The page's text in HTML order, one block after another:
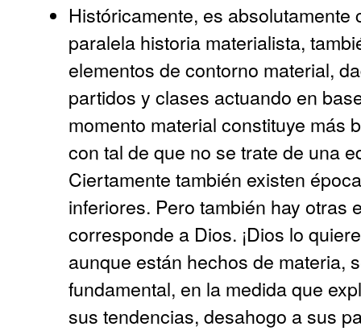
Históricamente, es
paralela historia materialista,
elementos de contorno material,
partidos y clases actuando en
momento material constituye más
con tal de que no se trate de una
Ciertamente también existen
inferiores. Pero también hay otras
corresponde a Dios. ¡Dios lo
aunque están hechos de materia,
fundamental, en la medida que
sus tendencias, desahogo a sus